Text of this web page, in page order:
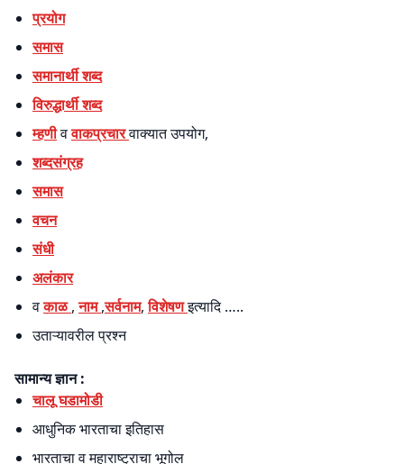
प्रयोग
समास
समानार्थी शब्‍द
विरुद्धार्थी शब्‍द
म्‍हणीववाकप्रचारवाक्‍यात उपयोग,
शब्दसंग्रह
समास
वचन
संधी
अलंकार
वकाळ,नाम,सर्वनाम,विशेषणइत्यादि …..
उताऱ्यावरील प्रश्न
सामान्य ज्ञान :
चालू घडामोडी
आधुनिक भारताचा इतिहास
भारताचा व महाराष्ट्राचा भूगोल